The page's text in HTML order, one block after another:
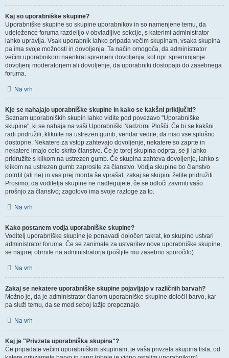
Kaj so uporabniške skupine?
Uporabniške skupine so skupine uporabnikov in so namenjene temu, da
udeležence foruma razdelijo v obvladljive sekcije, s katerimi administrator
lahko upravlja. Vsak uporabnik lahko pripada večim skupinam, vsaka skupina
pa ima svoje možnosti in dovoljenja. Ta način omogoča, da administrator
večim uporabnikom naenkrat spremeni dovoljenja, kot npr. spreminjanje
dovoljenj moderatorjem ali dovoljenje, da uporabniki dostopajo do zasebnega
foruma.
Na vrh
Kje se nahajajo uporabniške skupine in kako se kakšni priključiti?
Seznam uporabniških skupin lahko vidite pod povezavo "Uporabniške
skupine", ki se nahaja na vaši Uporabniški Nadzorni Plošči. Če bi se kakšni
radi pridružili, kliknite na ustrezen gumb, vendar vedite, da niso vse splošno
dostopne. Nekatere za vstop zahtevajo dovoljenje, nekatere so zaprte in
nekatere imajo celo skrito članstvo. Če je torej skupina odprta, se ji lahko
pridružite s klikom na ustrezen gumb. Če skupina zahteva dovoljenje, lahko s
klikom na ustrezen gumb zaprosite za članstvo. Vodja skupine bo članstvo
potrdil (ali ne) in vas prej morda še vprašal, zakaj se skupini želite pridružiti.
Prosimo, da voditelja skupine ne nadlegujete, če se odloči zavrniti vašo
prošnjo za članstvo; zagotovo ima svoje razloge za to.
Na vrh
Kako postanem vodja uporabniške skupine?
Voditelj uporabniške skupine je ponavadi določen takrat, ko skupino ustvari
administrator foruma. Če se zanimate za ustvaritev nove uporabniške skupine,
se najprej obrnite na administratorja (pošljite mu zasebno sporočilo).
Na vrh
Zakaj se nekatere uporabniške skupine pojavljajo v različnih barvah?
Možno je, da je administrator članom uporabniške skupine določil barvo, kar
pa služi temu, da se med seboj lažje prepoznajo.
Na vrh
Kaj je "Privzeta uporabniška skupina"?
Če pripadate večim uporabniškim skupinam, je vaša privzeta skupina tista, od